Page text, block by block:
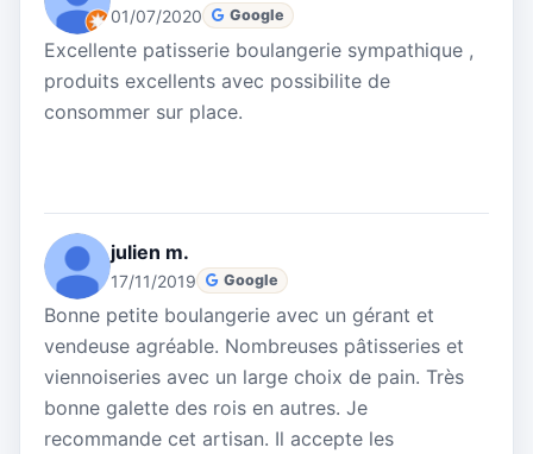
01/07/2020 Google
Excellente patisserie boulangerie sympathique ,
produits excellents avec possibilite de
consommer sur place.
julien m.
17/11/2019 Google
Bonne petite boulangerie avec un gérant et
vendeuse agréable. Nombreuses pâtisseries et
viennoiseries avec un large choix de pain. Très
bonne galette des rois en autres. Je
recommande cet artisan. Il accepte les